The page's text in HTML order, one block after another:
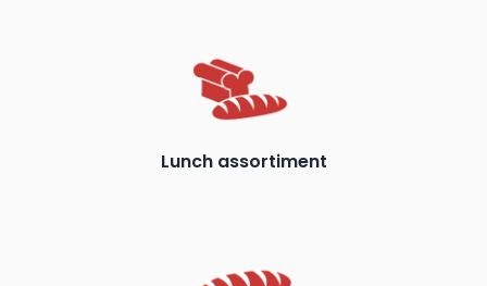
Lunch assortiment